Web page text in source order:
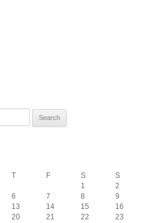
T F S
S
1
2
6 7 8
9
13 14 15
16
20 21 22
23